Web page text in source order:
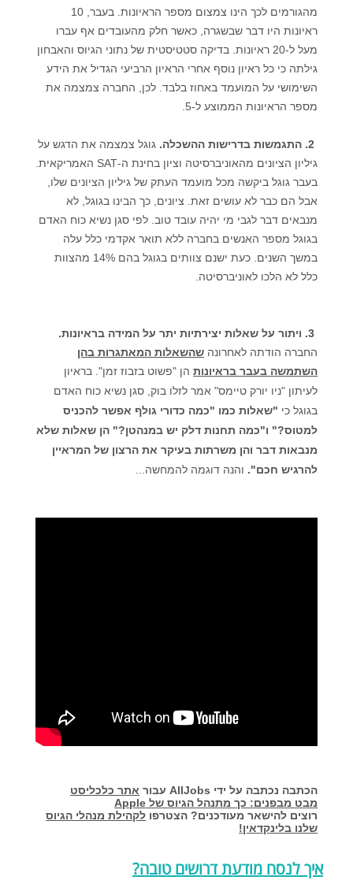
מהגורמים לכך הינו צמצום מספר הראיונות. בעבר, 10
ראיונות היו דבר שבשגרה, כאשר חלק מהעובדים אף עברו
מעל ל-20 ראיונות. בדיקה סטטיסטית של נתוני הגיוס והאבחון
גילתה כי כל ראיון נוסף אחרי הראיון הרביעי הגדיל את הידע
השימושי על המועמד באחוז בלבד. לכן, החברה צמצמה את
מספר הראיונות הממוצע ל-5.
התגמשות בדרישות ההשכלה. גוגל צמצמה את הדגש על
גיליון הציונים מהאוניברסיטה וציון בחינת ה-SAT האמריקאית.
בעבר גוגל ביקשה מכל מועמד העתק של גיליון הציונים שלו,
אבל הם כבר לא עושים זאת. ציונים, כך הבינו בגוגל, לא
מנבאים דבר לגבי מי יהיה עובד טוב. לפי סגן נשיא כוח האדם
בגוגל מספר האנשים בחברה ללא תואר אקדמי כלל עלה
במשך השנים. כעת ישנם צוותים בגוגל בהם 14% מהצוות
כלל לא הלכו לאוניברסיטה.
3. ויתור על שאלות יצירתיות יתר על המידה בראיונות.
החברה הודתה לאחרונה שהשאלות המאתגרות בהן
השתמשה בעבר בראיונות הן "פשוט בזבוז זמן". בראיון
לעיתון "ניו יורק טיימס" אמר לזלו בוק, סגן נשיא כוח האדם
בגוגל כי "שאלות כמו "כמה כדורי גולף אפשר להכניס
למטוס?
" ו"כמה תחנות דלק יש במנהטן?
" הן שאלות שלא
מנבאות דבר והן משרתות בעיקר את הרצון של המראיין
להרגיש חכם"
. והנה דוגמה להמחשה...
הכתבה נכתבה על ידי AllJobs עבור
אתר כלכליסט
מבט מבפנים: כך מתנהל הגיוס של Apple
רוצים להישאר מעודכנים? הצטרפו לקהילת מנהלי הגיוס
שלנו בלינקדאין!
איך לנסח מודעת דרושים טובה?